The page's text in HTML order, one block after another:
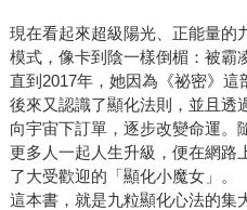
現在看起來超級陽光、正能量的
模式，像卡到陰一樣倒楣：被霸
直到2017年，她因為《祕密》這
後來又認識了顯化法則，並且透
向宇宙下訂單，逐步改變命運。
更多人一起人生升級，便在網路
了大受歡迎的「顯化小魔女」。
這本書，就是九粒顯化心法的集